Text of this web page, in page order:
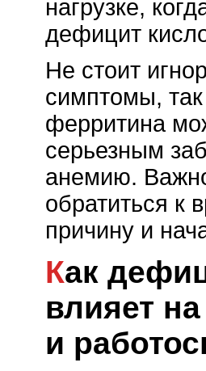
нагрузке,
дефицит
Не стоит
симптомы,
ферритина
серьезным
анемию.
обратиться к
причину и
Как дефицит ферритина
влияет
и